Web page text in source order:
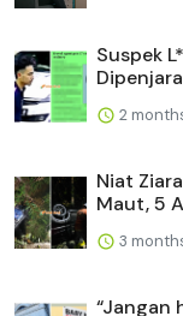
Suspek
2
Niat
Maut, 5
3
“Jangan